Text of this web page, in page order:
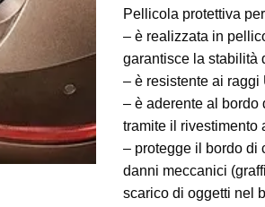
Pellicola protettiva
– è realizzata in
garantisce la stabilità
– è resistente ai
– è aderente al bordo
tramite il rivestimento
– protegge il bordo di
danni meccanici
scarico di oggetti nel